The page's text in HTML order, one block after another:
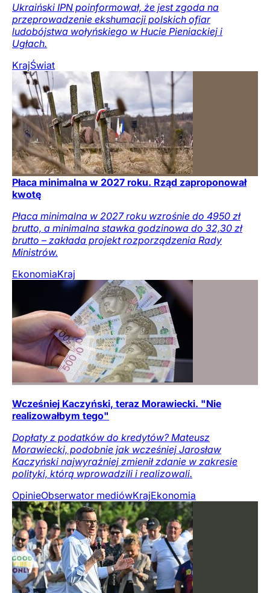
Ukraiński IPN poinformował, że jest zgoda na
przeprowadzenie ekshumacji polskich ofiar
ludobójstwa wołyńskiego w Hucie Pieniackiej i
Ugłach.
KrajŚwiat
Płaca minimalna w 2027 roku. Rząd zaproponował
kwotę
Płaca minimalna w 2027 roku wzrośnie do 4950 zł
brutto, a minimalna stawka godzinowa do 32,30 zł
brutto – zakłada projekt rozporządzenia Rady
Ministrów.
EkonomiaKraj
Wcześniej Kaczyński, teraz Morawiecki. "Nie
realizowałbym tego"
Dopłaty z podatków do kredytów? Mateusz
Morawiecki, podobnie jak wcześniej Jarosław
Kaczyński najwyraźniej zmienił zdanie w zakresie
polityki, którą wprowadzili i realizowali.
OpinieObserwator mediówKrajEkonomia